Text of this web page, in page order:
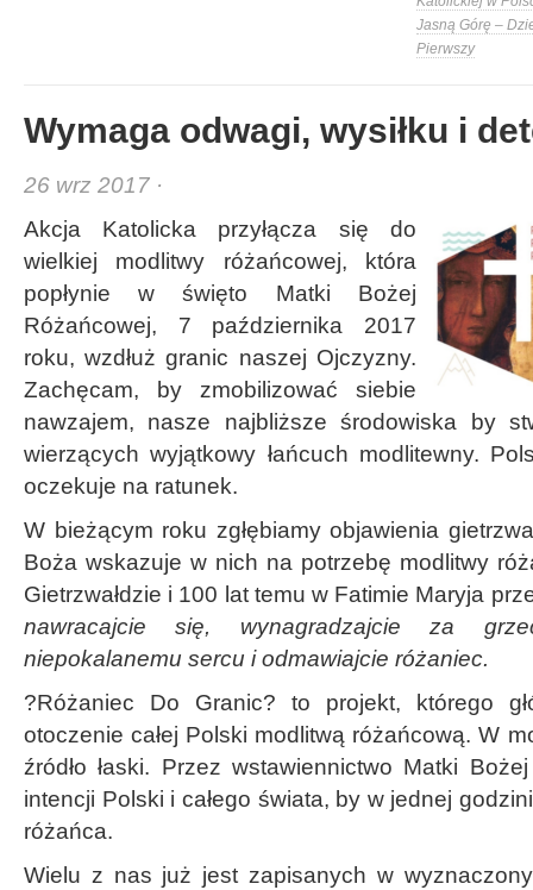
Jasną Górę –
Pierwszy
Wymaga odwagi, wysiłku i
26 wrz 2017 ·
Akcja Katolicka przyłącza się do
wielkiej modlitwy różańcowej, która
popłynie w święto Matki Bożej
Różańcowej, 7 października 2017
roku, wzdłuż granic naszej Ojczyzny.
Zachęcam, by zmobilizować siebie
nawzajem, nasze najbliższe środowiska by
wierzących wyjątkowy łańcuch modlitewny.
oczekuje na ratunek.
W bieżącym roku zgłębiamy objawienia
Boża wskazuje w nich na potrzebę modlitwy
Gietrzwałdzie i 100 lat temu w Fatimie Maryja
nawracajcie się, wynagradzajcie za
niepokalanemu sercu i odmawiajcie różaniec.
?Różaniec Do Granic? to projekt, którego
otoczenie całej Polski modlitwą różańcową. W
źródło łaski. Przez wstawiennictwo Matki
intencji Polski i całego świata, by w jednej
różańca.
Wielu z nas już jest zapisanych w